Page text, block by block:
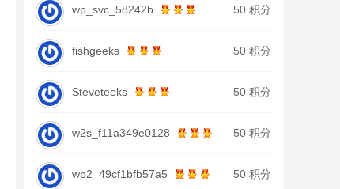
wp_svc_58242b 50 积分
fishgeeks 50 积分
Steveteeks 50 积分
w2s_f11a349e0128 50 积分
wp2_49cf1bfb57a5 50 积分